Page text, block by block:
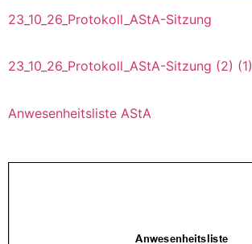
23_10_26_Protokoll_AStA-Sitzung
23_10_26_Protokoll_AStA-Sitzung (2) (1)
Anwesenheitsliste AStA